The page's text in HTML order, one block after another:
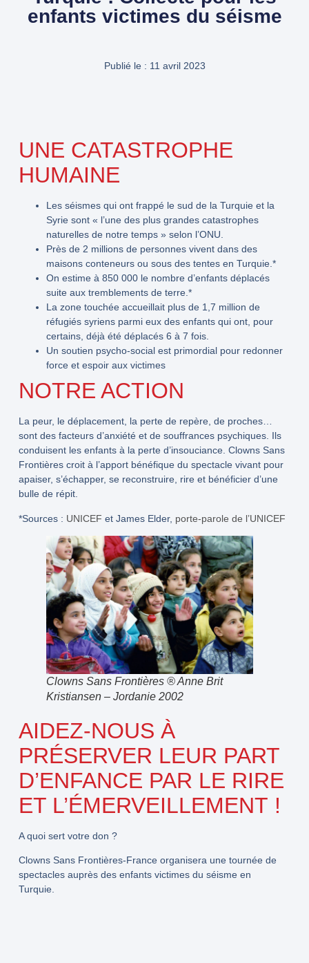
enfants victimes du séisme
Publié le : 11 avril 2023
UNE CATASTROPHE
HUMAINE
Les séismes qui ont frappé le sud de la Turquie et la
Syrie sont « l’une des plus grandes catastrophes
naturelles de notre temps » selon l’ONU.
Près de 2 millions de personnes vivent dans des
maisons conteneurs ou sous des tentes en Turquie.*
On estime à 850 000 le nombre d’enfants déplacés
suite aux tremblements de terre.*
La zone touchée accueillait plus de 1,7 million de
réfugiés syriens parmi eux des enfants qui ont, pour
certains, déjà été déplacés 6 à 7 fois.
Un soutien psycho-social est primordial pour redonner
force et espoir aux victimes
NOTRE ACTION
La peur, le déplacement, la perte de repère, de proches…
sont des facteurs d’anxiété et de souffrances psychiques. Ils
conduisent les enfants à la perte d’insouciance. Clowns Sans
Frontières croit à l’apport bénéfique du spectacle vivant pour
apaiser, s’échapper, se reconstruire, rire et bénéficier d’une
bulle de répit.
*Sources : UNICEF et James Elder, porte-parole de l’UNICEF
Clowns Sans Frontières ® Anne Brit
Kristiansen – Jordanie 2002
AIDEZ-NOUS À
PRÉSERVER LEUR PART
D’ENFANCE PAR LE RIRE
ET L’ÉMERVEILLEMENT !
A quoi sert votre don ?
Clowns Sans Frontières-France organisera une tournée de
spectacles auprès des enfants victimes du séisme en
Turquie.